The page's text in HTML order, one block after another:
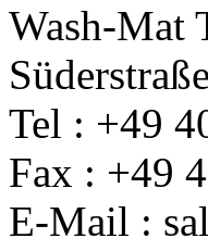
Wash-Mat
Tel : +49
Fax : +49
E-Mail :